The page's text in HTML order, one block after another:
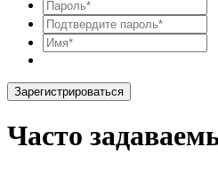
Зарегистрироваться
Часто